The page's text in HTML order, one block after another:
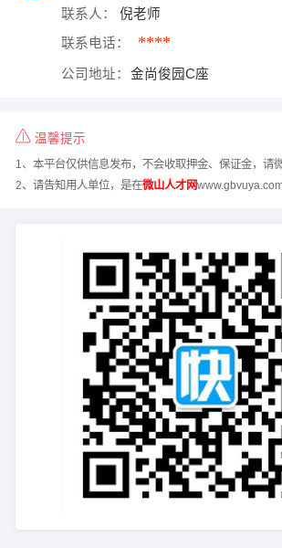
联系人： 倪老师
联系电话： ****
公司地址： 金尚俊园C座
温馨提示
1、本平台仅供信息发布，不会收取押金、保证金，请
2、请告知用人单位，是在微山人才网